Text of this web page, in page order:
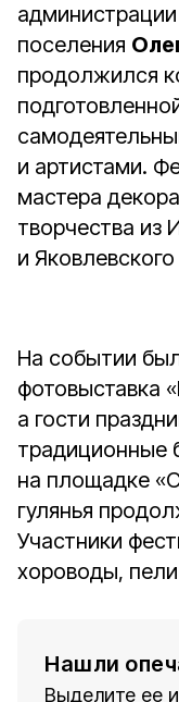
поселения
продолжился
и артистами.
мастера
творчества из
и
На событии
фотовыставка
а гости
традиционные
на площадке
гулянья
Участники
хороводы,
Нашли
Выделите ее